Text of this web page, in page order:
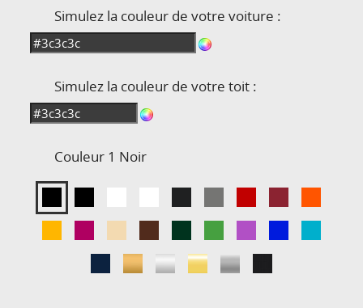
Simulez la couleur de votre voiture :
Simulez la couleur de votre toit :
Couleur 1 Noir